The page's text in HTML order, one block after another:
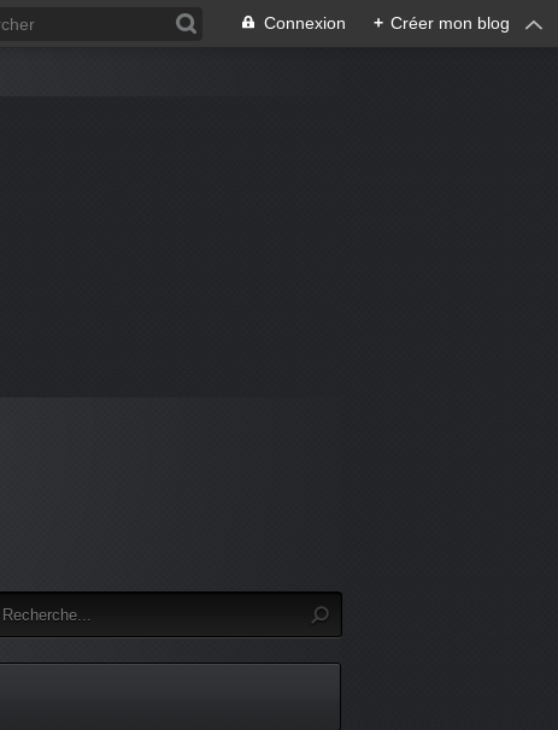
Connexion + Créer mon blog